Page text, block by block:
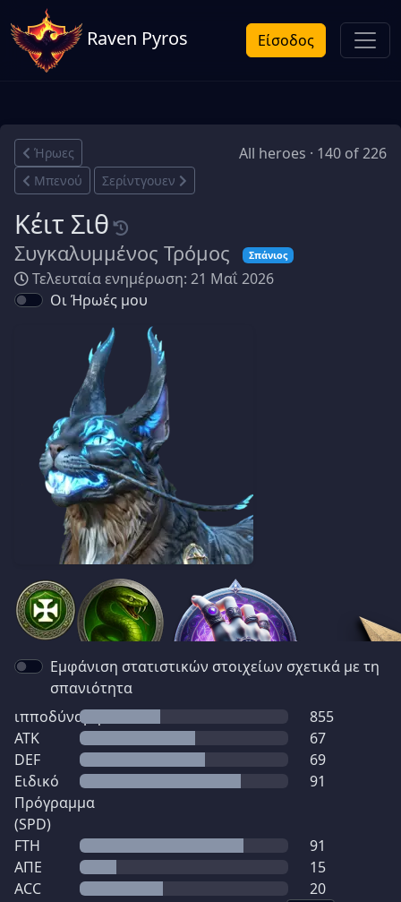
Raven Pyros Είσοδος
Ήρωες All heroes · 140 of 226
Μπενού Σερίντγουεν
Κέιτ Σιθ
Συγκαλυμμένος Τρόμος Σπάνιος
Τελευταία ενημέρωση: 21 Μαΐ 2026
Οι Ήρωές μου
Εμφάνιση στατιστικών στοιχείων σχετικά με τη
σπανιότητα
ιπποδύναμη
855
ATK
67
DEF
69
Ειδικό
Πρόγραμμα
(SPD)
91
FTH
91
ΑΠΕ
15
ACC
20